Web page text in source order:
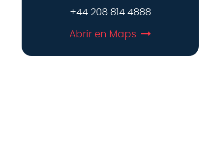
+44 208 814 4888
Abrir en Maps